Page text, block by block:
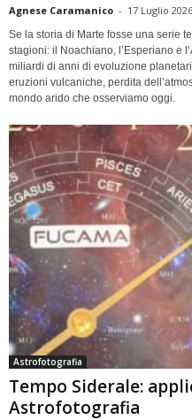
Agnese Caramanico - 17 Luglio 2026
Se la storia di Marte fosse una serie
stagioni: il Noachiano, l’Esperiano e
miliardi di anni di evoluzione
eruzioni vulcaniche, perdita
mondo arido che osserviamo oggi.
Astrofotografia
Tempo Siderale:
Astrofotografia